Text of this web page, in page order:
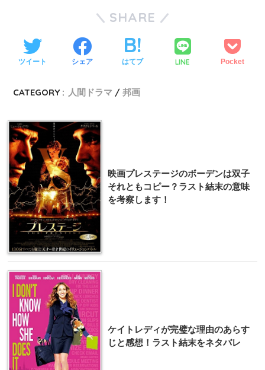
SHARE
ツイート シェア はてブ LINE Pocket
CATEGORY : 人間ドラマ 邦画
映画プレステージのボーデンは双子
それともコピー？ラスト結末の意味
を考察します！
ケイトレディが完璧な理由のあらす
じと感想！ラスト結末をネタバレ